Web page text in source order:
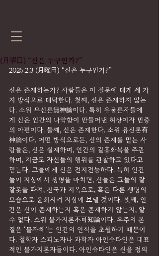
(月曜日) “신은 누구인가?”
2025.2.3 (月曜日) “신은 누구인가?”
신은 존재하는가? 사람들은 이 질문에 대게 세 가
지 방식으로 대답한다. 첫째, 신은 존재하지 않는
다. 소위 무신론無神論이다. 특히 유물론자들에
게 신은 인간의 나약함이 만들어낸 허상이자 민중
의 아편이다. 둘째, 신은 존재한다. 소위 유신론有
神論이다. 어떤 방식으로든, 신의 존재를 믿는 사
람들은, 신은 실재하며, 인간의 길흉화복을 주관
하며, 지금도 자신들의 행위를 관찰하고 있다고
믿는다. 그들에게 신은 전지전능하다. 특히 인간
들이 지상에서 생명을 마치면, 신들은 그들의 잘
잘못을 따져, 천국과 지옥으로, 혹은 다른 생명의
모습으로 윤회시켜 지상에 보낼 것이다. 셋째, 인
간은 신이 존재하는지 혹은 존재하지 않는지, 알
수 없다. 소위 불가지론不可知論이다. 우주의 본
질은 ‘물자체’는 인간의 인식을 초월하기 때문이
다. 철학자 스피노자나 과학자 아인슈타인은 대표
적인 불가지론자들이다. 아인슈타인은 신을 정의